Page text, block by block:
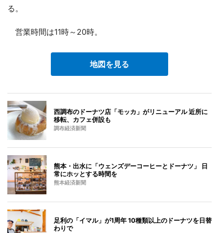
る。
営業時間は11時～20時。
地図を見る
西調布のドーナツ店「モッカ」がリニューアル 近所に
移転、カフェ併設も
調布経済新聞
熊本・出水に「ウェンズデーコーヒーとドーナツ」 日
常にホッとする時間を
熊本経済新聞
足利の「イマル」が1周年 10種類以上のドーナツを日替
わりで